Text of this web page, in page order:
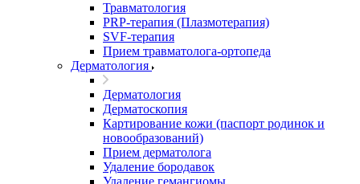
Травматология
PRP-терапия (Плазмотерапия)
SVF-терапия
Прием травматолога-ортопеда
Дерматология
Дерматология
Дерматоскопия
Картирование кожи (паспорт родинок и
новообразований)
Прием дерматолога
Удаление бородавок
Удаление гемангиомы